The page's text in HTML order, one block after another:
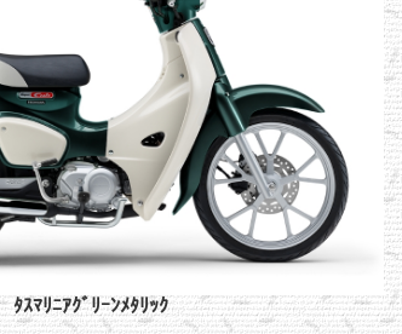
ﾀｽﾏﾘﾆｱｸﾞﾘｰﾝﾒﾀﾘｯｸ